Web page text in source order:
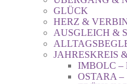
GLÜCK
HERZ &
AUSGLEICH &
JAHRESKREIS
IMBOLC –
OSTARA –